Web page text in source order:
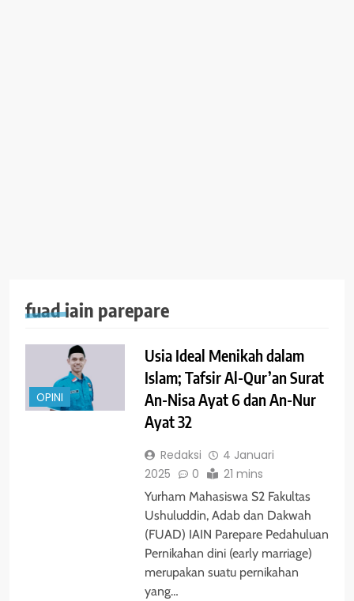
fuad iain parepare
OPINI
Usia Ideal Menikah dalam
Islam; Tafsir Al-Qur’an Surat
An-Nisa Ayat 6 dan An-Nur
Ayat 32
Redaksi
4 Januari
2025
0 21 mins
Yurham Mahasiswa S2 Fakultas
Ushuluddin, Adab dan Dakwah
(FUAD) IAIN Parepare Pedahuluan
Pernikahan dini (early marriage)
merupakan suatu pernikahan
yang…